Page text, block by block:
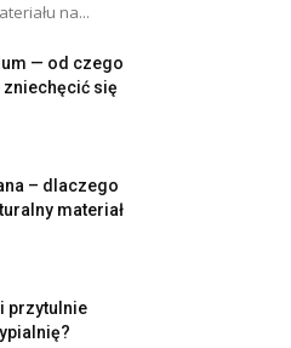
na...
— od czego
zniechęcić się
– dlaczego
materiał
przytulnie